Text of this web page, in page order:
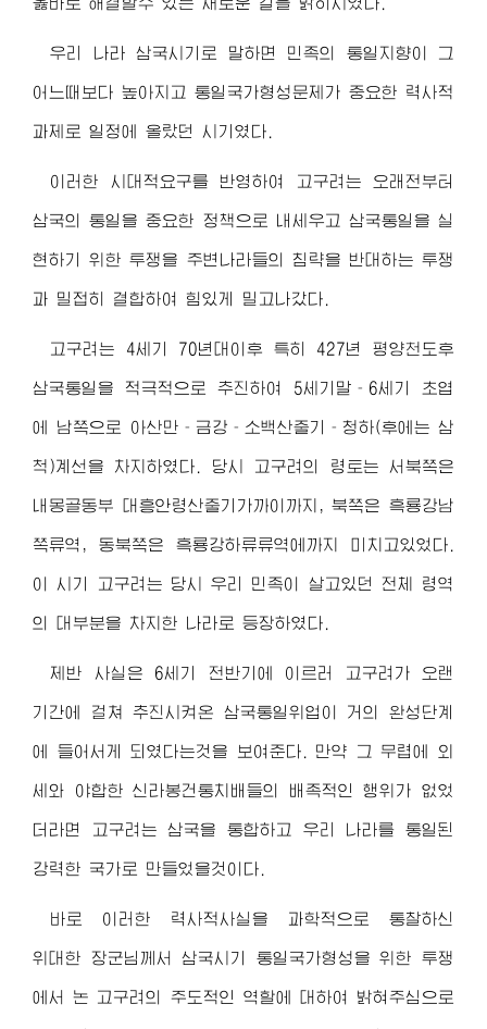
우리 나라 삼국시기로 말하면 민족의 통일지향이 그
어느때보다 높아지고 통일국가형성문제가 중요한 력사적
과제로 일정에 올랐던 시기였다.
이러한 시대적요구를 반영하여 고구려는 오래전부터
삼국의 통일을 중요한 정책으로 내세우고 삼국통일을 실
현하기 위한 투쟁을 주변나라들의 침략을 반대하는 투쟁
과 밀접히 결합하여 힘있게 밀고나갔다.
고구려는 4세기 70년대이후 특히 427년 평양천도후
삼국통일을 적극적으로 추진하여 5세기말‐6세기 초엽
에 남쪽으로 아산만‐금강‐소백산줄기‐청하(후에는 삼
척)계선을 차지하였다. 당시 고구려의 령토는 서북쪽은
내몽골동부 대흥안령산줄기가까이까지, 북쪽은 흑룡강남
쪽류역, 동북쪽은 흑룡강하류류역에까지 미치고있었다.
이 시기 고구려는 당시 우리 민족이 살고있던 전체 령역
의 대부분을 차지한 나라로 등장하였다.
제반 사실은 6세기 전반기에 이르러 고구려가 오랜
기간에 걸쳐 추진시켜온 삼국통일위업이 거의 완성단계
에 들어서게 되였다는것을 보여준다. 만약 그 무렵에 외
세와 야합한 신라봉건통치배들의 배족적인 행위가 없었
더라면 고구려는 삼국을 통합하고 우리 나라를 통일된
강력한 국가로 만들었을것이다.
바로 이러한 력사적사실을 과학적으로 통찰하신
위대한 장군님 께서 삼국시기 통일국가형성을 위한 투쟁
에서 논 고구려의 주도적인 역할에 대하여 밝혀주심으로